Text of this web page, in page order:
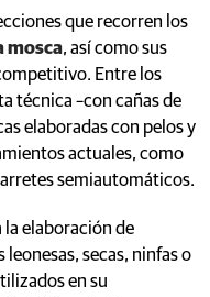
que recorren los
mosca, así como sus
Entre los
técnica –con cañas de
elaboradas con pelos y
actuales, como
semiautomáticos.
la elaboración de
secas, ninfas o
en su